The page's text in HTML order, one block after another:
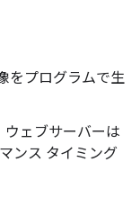
をプログラムで生
ウェブサーバーは
ンス タイミング